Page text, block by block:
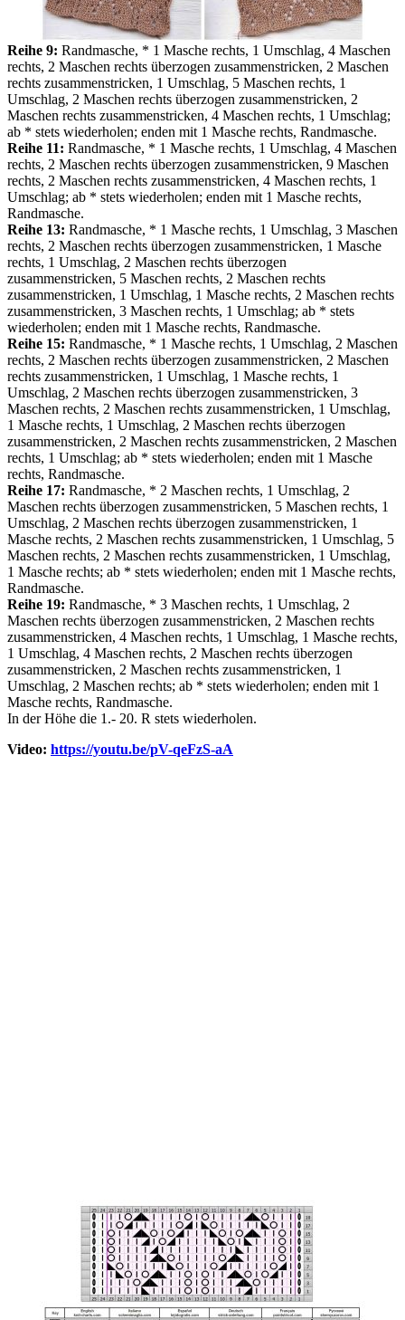
Reihe 9: Randmasche, * 1 Masche rechts, 1 Umschlag, 4 Maschen
rechts, 2 Maschen rechts überzogen zusammenstricken, 2 Maschen
rechts zusammenstricken, 1 Umschlag, 5 Maschen rechts, 1
Umschlag, 2 Maschen rechts überzogen zusammenstricken, 2
Maschen rechts zusammenstricken, 4 Maschen rechts, 1 Umschlag;
ab * stets wiederholen; enden mit 1 Masche rechts, Randmasche.
Reihe 11: Randmasche, * 1 Masche rechts, 1 Umschlag, 4 Maschen
rechts, 2 Maschen rechts überzogen zusammenstricken, 9 Maschen
rechts, 2 Maschen rechts zusammenstricken, 4 Maschen rechts, 1
Umschlag; ab * stets wiederholen; enden mit 1 Masche rechts,
Randmasche.
Reihe 13: Randmasche, * 1 Masche rechts, 1 Umschlag, 3 Maschen
rechts, 2 Maschen rechts überzogen zusammenstricken, 1 Masche
rechts, 1 Umschlag, 2 Maschen rechts überzogen
zusammenstricken, 5 Maschen rechts, 2 Maschen rechts
zusammenstricken, 1 Umschlag, 1 Masche rechts, 2 Maschen rechts
zusammenstricken, 3 Maschen rechts, 1 Umschlag; ab * stets
wiederholen; enden mit 1 Masche rechts, Randmasche.
Reihe 15: Randmasche, * 1 Masche rechts, 1 Umschlag, 2 Maschen
rechts, 2 Maschen rechts überzogen zusammenstricken, 2 Maschen
rechts zusammenstricken, 1 Umschlag, 1 Masche rechts, 1
Umschlag, 2 Maschen rechts überzogen zusammenstricken, 3
Maschen rechts, 2 Maschen rechts zusammenstricken, 1 Umschlag,
1 Masche rechts, 1 Umschlag, 2 Maschen rechts überzogen
zusammenstricken, 2 Maschen rechts zusammenstricken, 2 Maschen
rechts, 1 Umschlag; ab * stets wiederholen; enden mit 1 Masche
rechts, Randmasche.
Reihe 17: Randmasche, * 2 Maschen rechts, 1 Umschlag, 2
Maschen rechts überzogen zusammenstricken, 5 Maschen rechts, 1
Umschlag, 2 Maschen rechts überzogen zusammenstricken, 1
Masche rechts, 2 Maschen rechts zusammenstricken, 1 Umschlag, 5
Maschen rechts, 2 Maschen rechts zusammenstricken, 1 Umschlag,
1 Masche rechts; ab * stets wiederholen; enden mit 1 Masche rechts,
Randmasche.
Reihe 19: Randmasche, * 3 Maschen rechts, 1 Umschlag, 2
Maschen rechts überzogen zusammenstricken, 2 Maschen rechts
zusammenstricken, 4 Maschen rechts, 1 Umschlag, 1 Masche rechts,
1 Umschlag, 4 Maschen rechts, 2 Maschen rechts überzogen
zusammenstricken, 2 Maschen rechts zusammenstricken, 1
Umschlag, 2 Maschen rechts; ab * stets wiederholen; enden mit 1
Masche rechts, Randmasche.
In der Höhe die 1.- 20. R stets wiederholen.
Video: https://youtu.be/pV-qeFzS-aA